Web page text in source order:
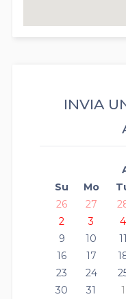
INVIA
Su
Mo
26
27
2
3 4
9
10 11
16
17
23
24
30
31 1